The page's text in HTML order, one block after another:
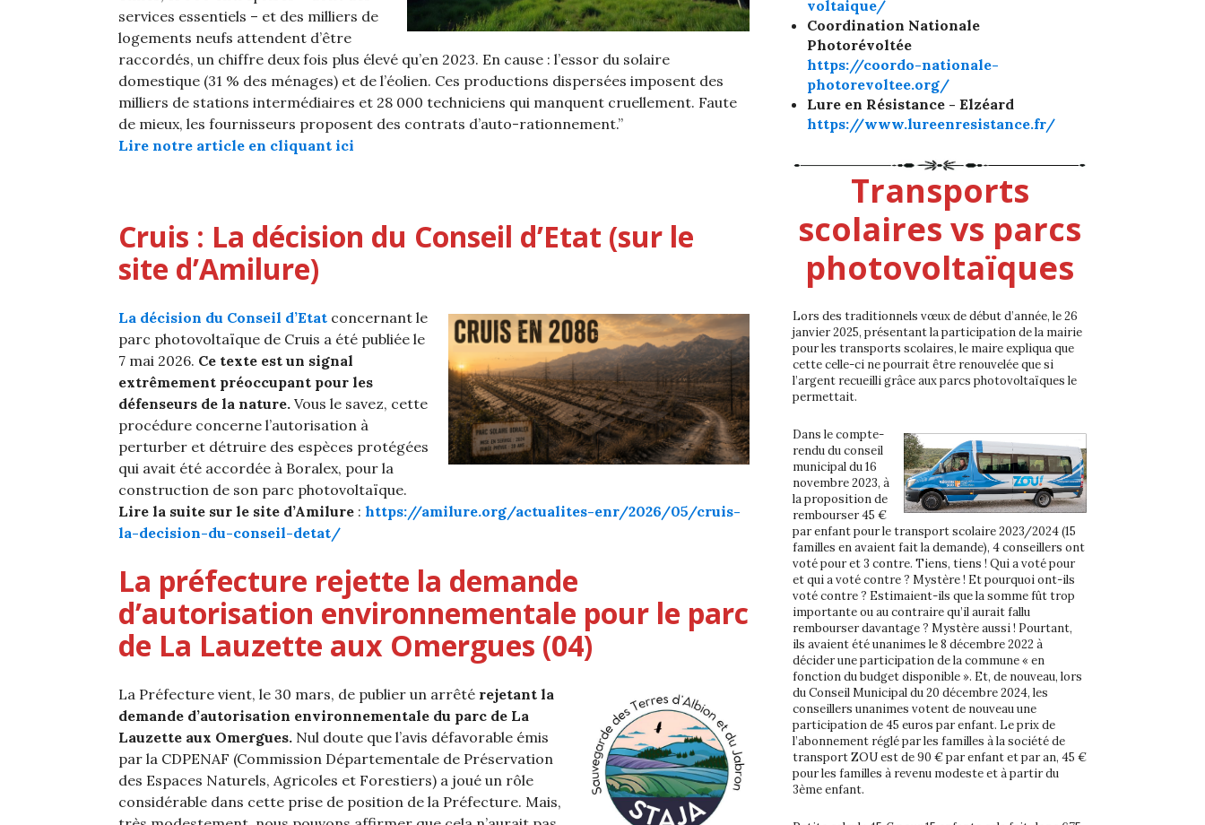
services essentiels – et des milliers de
logements neufs attendent d’être
raccordés, un chiffre deux fois plus élevé qu’en 2023. En cause : l’essor du solaire
domestique (31 % des ménages) et de l’éolien. Ces productions dispersées imposent des
milliers de stations intermédiaires et 28 000 techniciens qui manquent cruellement. Faute
de mieux, les fournisseurs proposent des contrats d’auto-rationnement.”
Lire notre article en cliquant ici
Cruis : La décision du Conseil d’Etat (sur le
site d’Amilure)
La décision du Conseil d’Etat concernant le
parc photovoltaïque de Cruis a été publiée le
7 mai 2026. Ce texte est un signal
extrêmement préoccupant pour les
défenseurs de la nature. Vous le savez, cette
procédure concerne l’autorisation à
perturber et détruire des espèces protégées
qui avait été accordée à Boralex, pour la
construction de son parc photovoltaïque.
Lire la suite sur le site d’Amilure : https://amilure.org/actualites-enr/2026/05/cruis-
la-decision-du-conseil-detat/
La préfecture rejette la demande
d’autorisation environnementale pour le parc
de La Lauzette aux Omergues (04)
La Préfecture vient, le 30 mars, de publier un arrêté rejetant la
demande d’autorisation environnementale du parc de La
Lauzette aux Omergues. Nul doute que l’avis défavorable émis
par la CDPENAF (Commission Départementale de Préservation
des Espaces Naturels, Agricoles et Forestiers) a joué un rôle
considérable dans cette prise de position de la Préfecture. Mais,
voltaique/
Coordination Nationale
Photorévoltée
https://coordo-nationale-
photorevoltee.org/
Lure en Résistance - Elzéard
https://www.lureenresistance.fr/
Transports
scolaires vs parcs
photovoltaïques
Lors des traditionnels vœux de début d’année, le 26
janvier 2025, présentant la participation de la mairie
pour les transports scolaires, le maire expliqua que
cette celle-ci ne pourrait être renouvelée que si
l’argent recueilli grâce aux parcs photovoltaïques le
permettait.
Dans le compte-
rendu du conseil
municipal du 16
novembre 2023, à
la proposition de
rembourser 45 €
par enfant pour le transport scolaire 2023/2024 (15
familles en avaient fait la demande), 4 conseillers ont
voté pour et 3 contre. Tiens, tiens ! Qui a voté pour
et qui a voté contre ? Mystère ! Et pourquoi ont-ils
voté contre ? Estimaient-ils que la somme fût trop
importante ou au contraire qu’il aurait fallu
rembourser davantage ? Mystère aussi ! Pourtant,
ils avaient été unanimes le 8 décembre 2022 à
décider une participation de la commune « en
fonction du budget disponible ». Et, de nouveau, lors
du Conseil Municipal du 20 décembre 2024, les
conseillers unanimes votent de nouveau une
participation de 45 euros par enfant. Le prix de
l’abonnement réglé par les familles à la société de
transport ZOU est de 90 € par enfant et par an, 45 €
pour les familles à revenu modeste et à partir du
3ème enfant.